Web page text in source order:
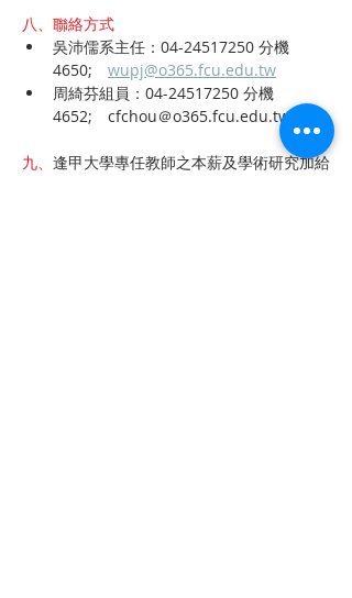
八、聯絡方式
吳沛儒系主任：04-24517250 分機
4650; wupj@o365.fcu.edu.tw
周綺芬組員：04-24517250 分機
4652;　cfchou＠o365.fcu.edu.tw
九、 逢甲大學專任教師之本薪及學術研究加給